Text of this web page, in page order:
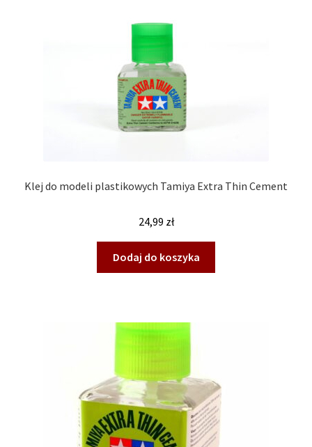
Klej do modeli plastikowych Tamiya Extra Thin Cement
24,99 zł
Dodaj do koszyka